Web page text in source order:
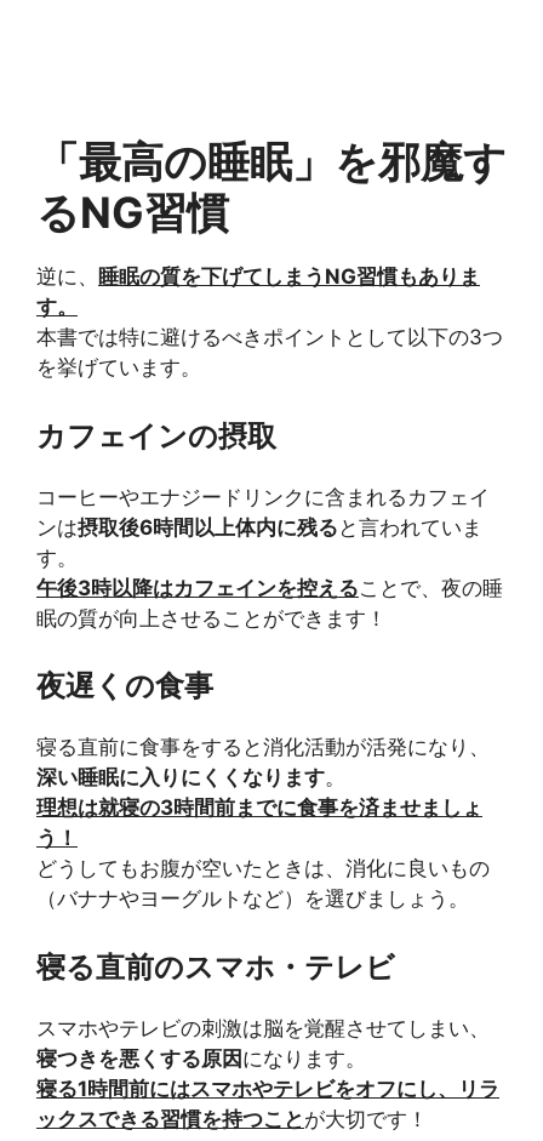
「最高の睡眠」を邪魔す
るNG習慣
逆に、 睡眠の質を下げてしまうNG習慣もありま
す。
本書では特に避けるべきポイントとして以下の3つ
を挙げています。
カフェインの摂取
コーヒーやエナジードリンクに含まれるカフェイ
ンは摂取後6時間以上体内に残る と言われていま
す。
午後3時以降はカフェインを控えることで、夜の睡
眠の質が向上させることができます！
夜遅くの食事
寝る直前に食事をすると消化活動が活発になり、
深い睡眠に入りにくくなります。
理想は就寝の3時間前までに食事を済ませましょ
う！
どうしてもお腹が空いたときは、消化に良いもの
（バナナやヨーグルトなど）を選びましょう。
寝る直前のスマホ・テレビ
スマホやテレビの刺激は脳を覚醒させてしまい、
寝つきを悪くする原因になります。
寝る1時間前にはスマホやテレビをオフにし、リラ
ックスできる習慣を持つこと が大切です！